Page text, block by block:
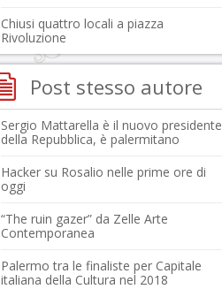
Chiusi quattro locali a piazza
Rivoluzione
Post stesso autore
Sergio Mattarella è il nuovo presidente
della Repubblica, è palermitano
Hacker su Rosalio nelle prime ore di
oggi
“The ruin gazer” da Zelle Arte
Contemporanea
Palermo tra le finaliste per Capitale
italiana della Cultura nel 2018